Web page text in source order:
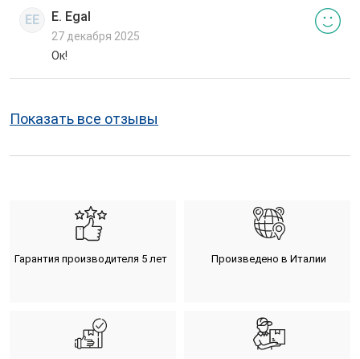
EE E. Egal
27 декабря 2025
Ок!
Показать все отзывы
Гарантия производителя 5 лет Произведено в Италии